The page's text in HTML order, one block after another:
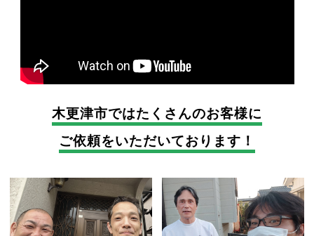
木更津市ではたくさんのお客様に
ご依頼をいただいております！